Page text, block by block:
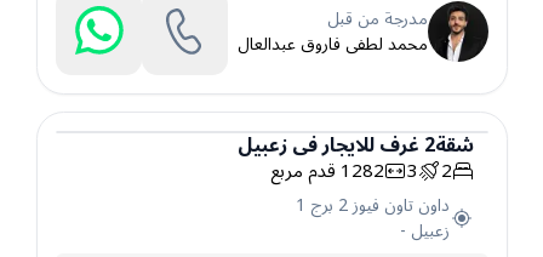
مدرجة من قبل
محمد لطفى فاروق عبدالعال
شقة
شقة2غرفللايجارفيزعبيل
2
3
1282قدم مربع
داون تاون فيوز 2 برج 1
زعبيل -